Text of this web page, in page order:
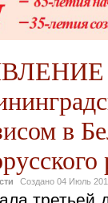
в
Создано 04 Июль
третьей